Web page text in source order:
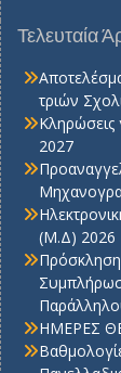
Τελευταία
τριών
Κληρώσεις
2027
(Μ.Δ) 2026
Πρόσκληση
ΗΜΕΡΕΣ